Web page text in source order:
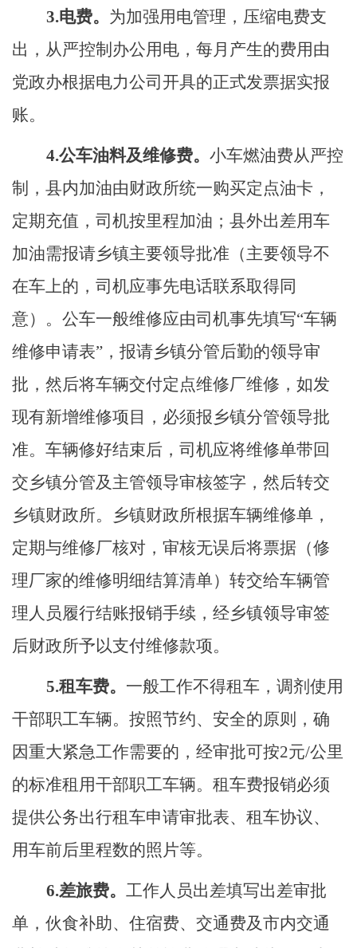
3.电费。 为加强用电管理，压缩电费支
出，从严控制办公用电 ，每月产生的费用由
党政办根据电力公司开具的正式发票据实报
账。
4.公车油料及维修费。 小车燃油费从严控
制，县内加油由财政所统一购买定点油卡，
定期充值，司机按里程加油；县外出差用车
加油需报请乡镇主要领导批准（主要领导不
在车上的，司机应事先电话联系取得同
意）。公车一般维修应由司机事先填写“车辆
维修申请表”，报请乡镇分管后勤的领导审
批，然后将车辆交付定点维修厂维修，如发
现有新增维修项目，必须报乡镇分管领导批
准。车辆修好结束后，司机应将维修单带回
交乡镇分管及 主管领导审核签字，然后转交
乡镇财政所。乡镇财政所根据车辆维修单，
定期与维修厂核对，审核无误后将票据（修
理厂家的维修明细结算清单）转交给车辆管
理人员履行结账报销手续，经乡镇领导审签
后财政所予以支付维修款项。
5.租车费。 一般工作不得租车，调剂使用
干部职工车辆。按照节约、安全的原则，确
因重大紧急工作需要的，经审批可按2元/公里
的标准租用干部职工车辆。 租车费报销必须
提供公务出行租车申请审批表、租车协议、
用车前后里程数的照片等。
6.差旅费。 工作人员出差填写出差审批
单，伙食补助、住宿费、交通费及市内交通